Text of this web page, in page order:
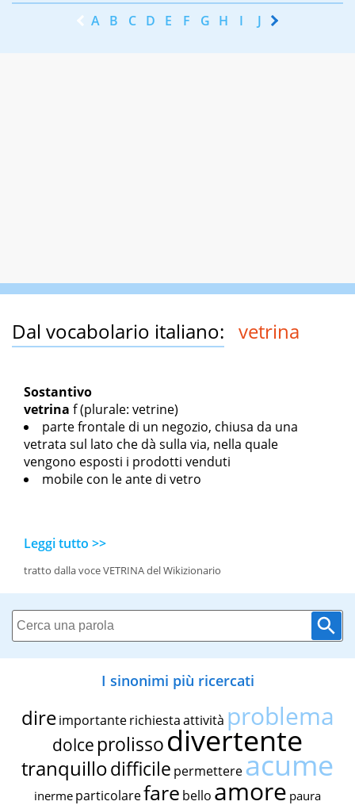
A B C D E F G H I J K
Dal vocabolario italiano: vetrina
Sostantivo
vetrina f(plurale: vetrine)
parte frontale di un negozio, chiusa da una
vetrata sul lato che dà sulla via, nella quale
vengono esposti i prodotti venduti
mobile con le ante di vetro
Leggi tutto >>
tratto dalla voce VETRINA del Wikizionario
I sinonimi più ricercati
dire importante richiestaattività problema
dolce prolissodivertente
tranquillodifficile permettereacume
inerme particolarefare bello amore paura